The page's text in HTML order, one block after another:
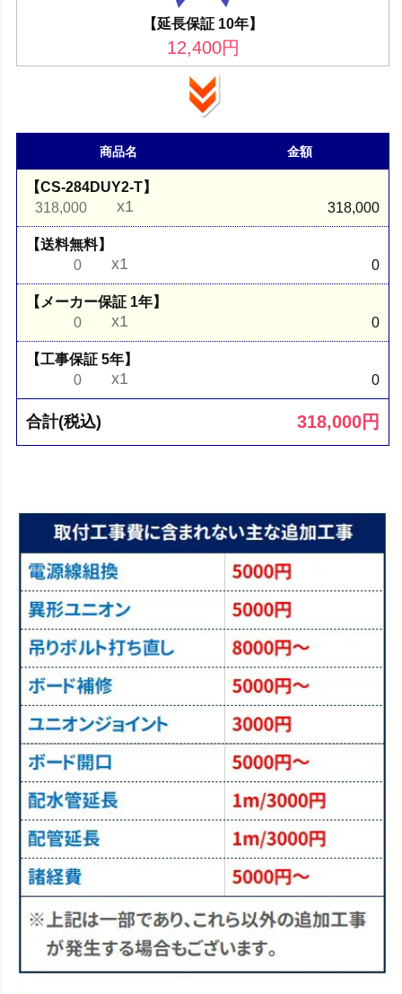
【延長保証 10年】
12,400円
商品名 金額
【CS-284DUY2-T】
318,000
x1 318,000
【送料無料】
0
x1 0
【メーカー保証 1年】
0
x1 0
【工事保証 5年】
0
x1 0
合計(税込) 318,000円